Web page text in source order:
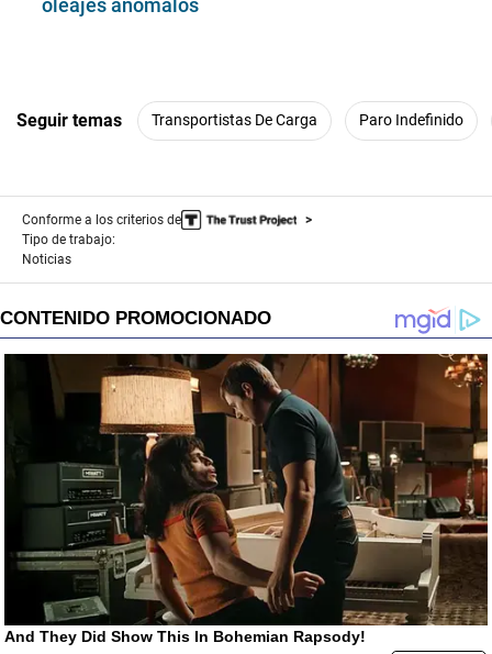
Seguir temas Transportistas De Carga Paro Indefinido
Conforme a los criterios de
Tipo de trabajo:
Noticias